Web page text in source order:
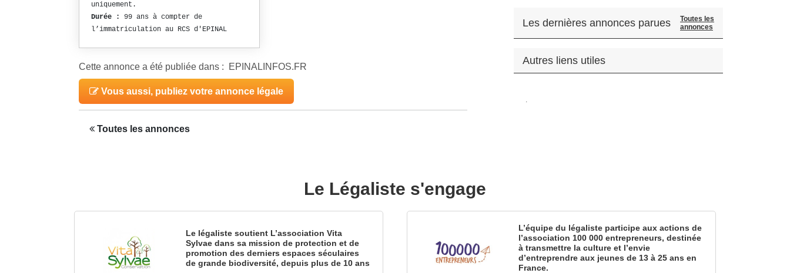
uniquement.
Durée :
99 ans à compter de
l’immatriculation au RCS d'EPINAL
Cette annonce a été publiée dans : EPINALINFOS.FR
Vous aussi, publiez votre annonce légale
Toutes les annonces
Les dernières annonces parues
Toutes les
annonces
Autres liens utiles
.
Le Légaliste s'engage
Le légaliste soutient L’association Vita
Sylvae dans sa mission de protection et de
promotion des derniers espaces séculaires
de grande biodiversité, depuis plus de 10 ans
L’équipe du légaliste participe aux actions de
l’association 100 000 entrepreneurs, destinée
à transmettre la culture et l’envie
d’entreprendre aux jeunes de 13 à 25 ans en
France.